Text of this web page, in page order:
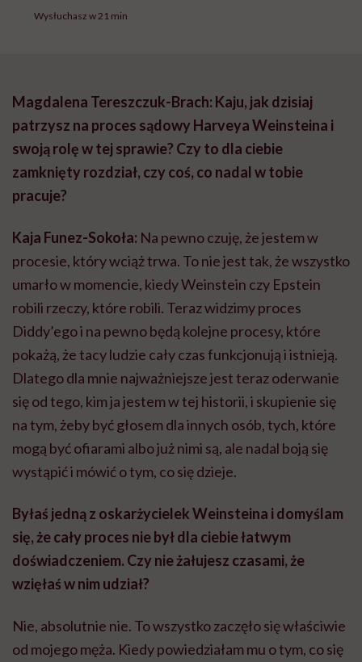
Wysłuchasz w 21 min
Magdalena Tereszczuk-Brach: Kaju, jak dzisiaj
patrzysz na proces sądowy Harveya Weinsteina i
swoją rolę w tej sprawie? Czy to dla ciebie
zamknięty rozdział, czy coś, co nadal w tobie
pracuje?
Kaja Funez-Sokoła: Na pewno czuję, że jestem w
procesie, który wciąż trwa. To nie jest tak, że wszystko
umarło w momencie, kiedy Weinstein czy Epstein
robili rzeczy, które robili. Teraz widzimy proces
Diddy’ego i na pewno będą kolejne procesy, które
pokażą, że tacy ludzie cały czas funkcjonują i istnieją.
Dlatego dla mnie najważniejsze jest teraz oderwanie
się od tego, kim ja jestem w tej historii, i skupienie się
na tym, żeby być głosem dla innych osób, tych, które
mogą być ofiarami albo już nimi są, ale nadal boją się
wystąpić i mówić o tym, co się dzieje.
Byłaś jedną z oskarżycielek Weinsteina i domyślam
się, że cały proces nie był dla ciebie łatwym
doświadczeniem. Czy nie żałujesz czasami, że
wzięłaś w nim udział?
Nie, absolutnie nie. To wszystko zaczęło się właściwie
od mojego męża. Kiedy powiedziałam mu o tym, co się